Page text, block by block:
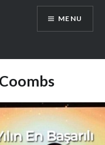
MENU